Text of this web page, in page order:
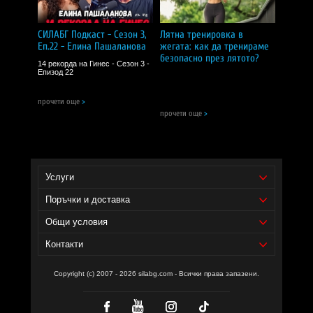
приемащи лекарства.
Съхранявайте на сухо и хладно място, далеч от деца.
CИЛA БГ Tийм!
Доставчик на продукта - И фудс ЕООД.
СИЛАБГ Подкаст - Сезон 3,
Еп.22 - Елина Пашаланова
14 рекорда на Гинес - Сезон 3 -
Епизод 22
прочети още >
Лятна тренировка в
жегата: как да тренираме
безопасно през лятото?
прочети още >
Услуги
Поръчки и доставка
Общи условия
Контакти
Copyright (c) 2007 - 2026 silabg.com - Всички права запазени.